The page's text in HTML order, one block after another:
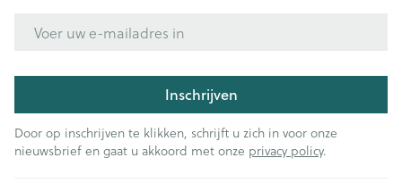
Inschrijven
Door op inschrijven te klikken, schrijft u zich in voor onze
nieuwsbrief en gaat u akkoord met onze privacy policy.